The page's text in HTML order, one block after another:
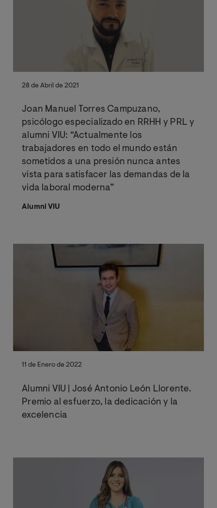
28 de Abril de 2021
Joan Manuel Torres Campuzano,
psicólogo especializado en RRHH y PRL y
alumni VIU: “Actualmente los
trabajadores en todo el mundo están
sometidos a una presión nunca antes
vista para satisfacer las demandas de la
vida laboral moderna”
Alumni VIU
11 de Enero de 2022
Alumni VIU | José Antonio León Llorente.
Premio al esfuerzo, la dedicación y la
excelencia